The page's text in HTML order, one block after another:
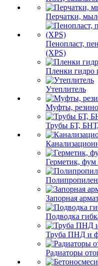
Перчатки,
Пенопласт,
(XPS)
Пленки гидро
Утеплитель
Муфты,
Трубы БТ,
Герметик, фум
Запорная
Подводка
Труба ПНД и
Радиаторы